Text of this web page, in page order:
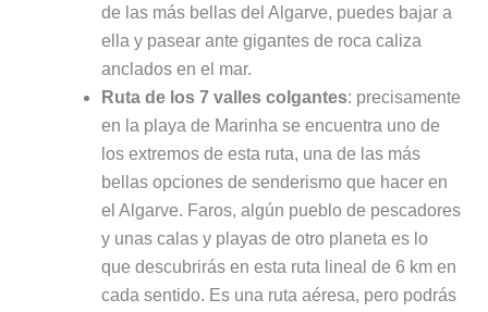
de las más bellas del Algarve, puedes bajar a
ella y pasear ante gigantes de roca caliza
anclados en el mar.
Ruta de los 7 valles colgantes: precisamente
en la playa de Marinha se encuentra uno de
los extremos de esta ruta, una de las más
bellas opciones de senderismo que hacer en
el Algarve. Faros, algún pueblo de pescadores
y unas calas y playas de otro planeta es lo
que descubrirás en esta ruta lineal de 6 km en
cada sentido. Es una ruta aéresa, pero podrás